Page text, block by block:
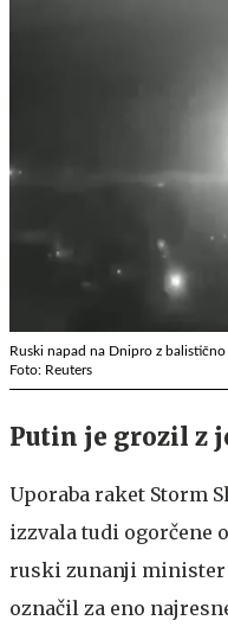
Ruski napad na Dnipro z
Foto: Reuters
Putin je grozil z
Uporaba raket Storm
izzvala tudi ogorčene
ruski zunanji minister
označil za eno